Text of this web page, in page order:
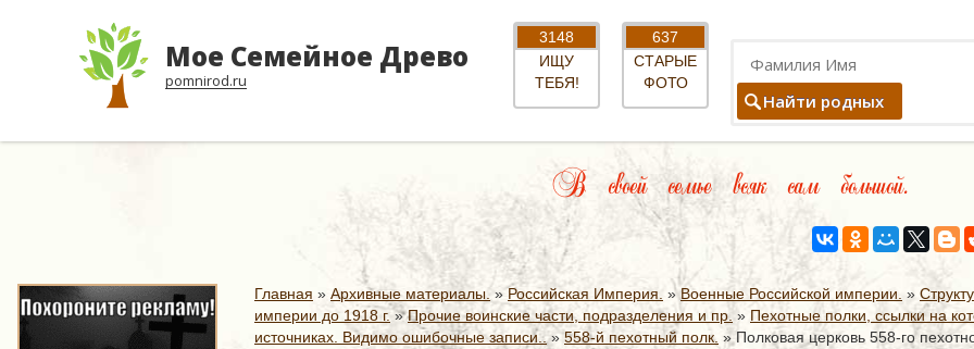
Мое Семейное Древо
pomnirod.ru
3148
ИЩУ
ТЕБЯ!
637
СТАРЫЕ
ФОТО
Найти родных
В своей семье всяк сам большой.
Главная » Архивные материалы. »Российская Империя. »Военные Российской империи. »
империи до 1918 г.»Прочие воинские части, подразделения и пр. » Пехотные полки, ссылки на
источниках. Видимо ошибочные записи..»558-й пехотный полк. » Полковая церковь 558-го